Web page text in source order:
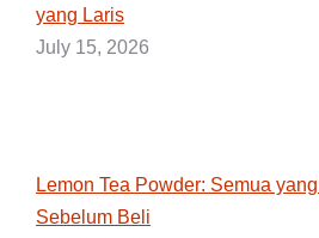
yang Laris
July 15, 2026
Lemon Tea Powder: Semua
Sebelum Beli